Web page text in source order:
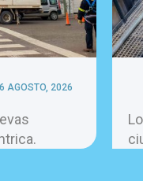
6 AGOSTO, 2026